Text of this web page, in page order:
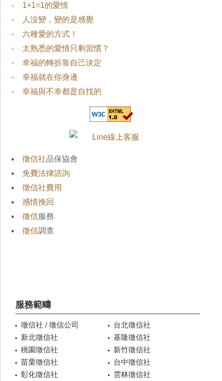
1+1=1的愛情
人沒變，變的是感覺
六種愛的方式！
太熟悉的愛情只剩習慣？
幸福的轉折靠自己決定
幸福就在你身邊
幸福與不幸都是自找的
徵信社品保協會
免費法律諮詢
徵信社費用
感情挽回
徵信服務
徵信調查
服務範疇
徵信社 / 徵信公司
台北徵信社
新北徵信社
基隆徵信社
桃園徵信社
新竹徵信社
苗栗徵信社
台中徵信社
彰化徵信社
雲林徵信社